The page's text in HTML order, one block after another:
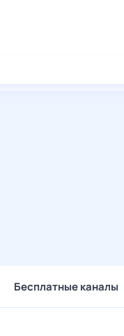
Бесплатные каналы